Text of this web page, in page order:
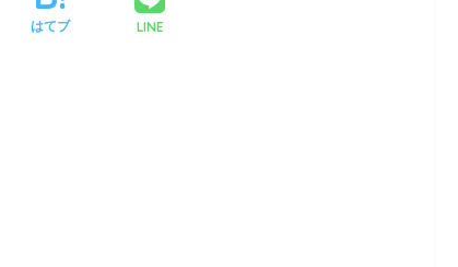
はてブ LINE